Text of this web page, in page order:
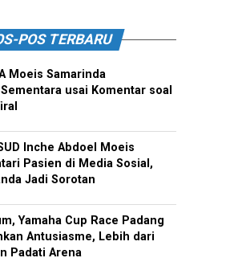
POS TERBARU
Moeis Samarinda
usai Komentar soal
Inche Abdoel Moeis
Pasien di Media Sosial,
Jadi Sorotan
Yamaha Cup Race Padang
Antusiasme, Lebih dari
Padati Arena